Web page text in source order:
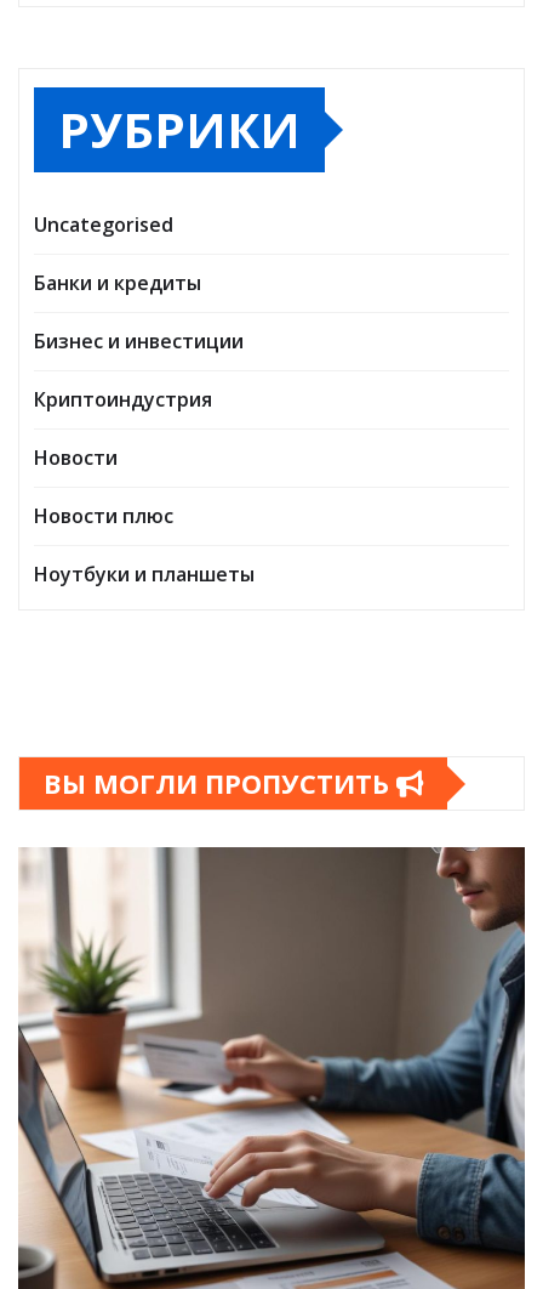
РУБРИКИ
Uncategorised
Банки и кредиты
Бизнес и инвестиции
Криптоиндустрия
Новости
Новости плюс
Ноутбуки и планшеты
ВЫ МОГЛИ ПРОПУСТИТЬ